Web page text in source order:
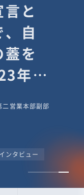
と
自
を
年度
二営業本部副部
ンタビュー